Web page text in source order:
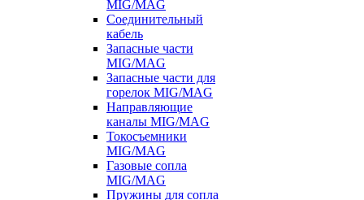
MIG/MAG
Соединительный
кабель
Запасные части
MIG/MAG
Запасные части для
горелок MIG/MAG
Направляющие
каналы MIG/MAG
Токосъемники
MIG/MAG
Газовые сопла
MIG/MAG
Пружины для сопла